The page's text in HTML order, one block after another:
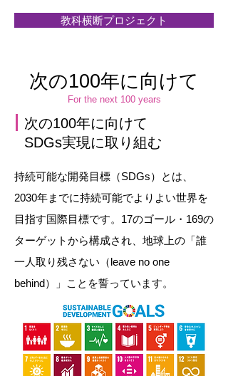
教科横断プロジェクト
次の100年に向けて
For the next 100 years
次の100年に向けて
SDGs実現に取り組む
持続可能な開発目標（SDGs）とは、
2030年までに持続可能でよりよい世界を
目指す国際目標です。 17のゴール・169の
ターゲットから構成され、地球上の 「誰
一人取り残さない（leave no one
behind）」
ことを誓っています。